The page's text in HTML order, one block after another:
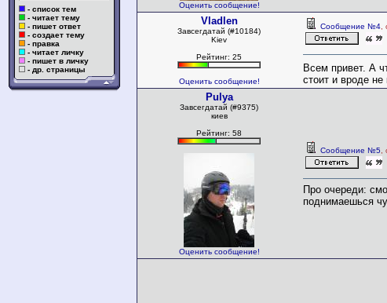
- список тем
- читает тему
- пишет ответ
- создает тему
- правка
- читает личку
- пишет в личку
- др. страницы
Оценить сообщение!
Vladlen
Завсегдатай (#10184)
Kiev
Рейтинг: 25
Оценить сообщение!
Сообщение №4
Всем привет. А
стоит и вроде
Pulya
Завсегдатай (#9375)
киев
Рейтинг: 58
Оценить сообщение!
Сообщение №5
Про очереди:
поднимаешься